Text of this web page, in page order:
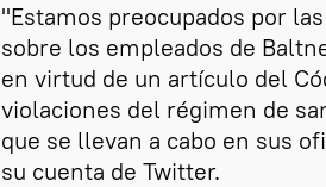
"Estamos preocupados por
sobre los empleados de
​​en virtud de un artículo del
violaciones del régimen de
que se llevan a cabo en sus
su cuenta de Twitter.